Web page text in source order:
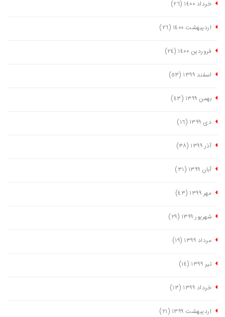
خرداد ١٤٠٠ (٢٦)
اردیبهشت ١٤٠٠ (٢٦)
فروردین ١٤٠٠ (٢٤)
اسفند ١٣٩٩ (٥٣)
بهمن ١٣٩٩ (٤٣)
دی ١٣٩٩ (١٦)
آذر ١٣٩٩ (٣٨)
آبان ١٣٩٩ (٣١)
مهر ١٣٩٩ (٤٣)
شهریور ١٣٩٩ (٢٩)
مرداد ١٣٩٩ (١٩)
تیر ١٣٩٩ (١٤)
خرداد ١٣٩٩ (١٣)
اردیبهشت ١٣٩٩ (٢١)